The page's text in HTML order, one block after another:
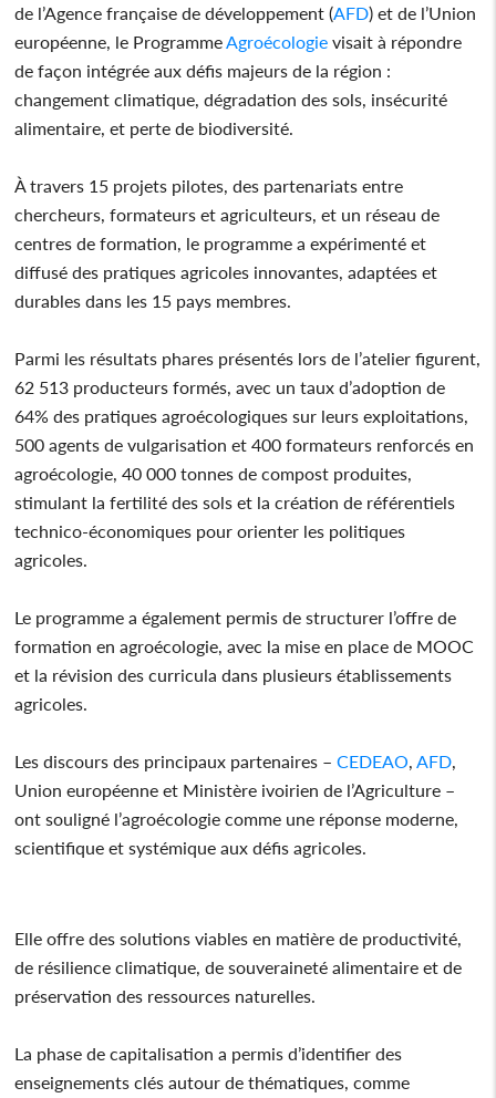
de l’Agence française de développement (AFD) et de l’Union
européenne, le Programme Agroécologie visait à répondre
de façon intégrée aux défis majeurs de la région :
changement climatique, dégradation des sols, insécurité
alimentaire, et perte de biodiversité.
À travers 15 projets pilotes, des partenariats entre
chercheurs, formateurs et agriculteurs, et un réseau de
centres de formation, le programme a expérimenté et
diffusé des pratiques agricoles innovantes, adaptées et
durables dans les 15 pays membres.
Parmi les résultats phares présentés lors de l’atelier figurent,
62 513 producteurs formés, avec un taux d’adoption de
64% des pratiques agroécologiques sur leurs exploitations,
500 agents de vulgarisation et 400 formateurs renforcés en
agroécologie, 40 000 tonnes de compost produites,
stimulant la fertilité des sols et la création de référentiels
technico-économiques pour orienter les politiques
agricoles.
Le programme a également permis de structurer l’offre de
formation en agroécologie, avec la mise en place de MOOC
et la révision des curricula dans plusieurs établissements
agricoles.
Les discours des principaux partenaires –CEDEAO AFD
Union européenne et Ministère ivoirien de l’Agriculture –
ont souligné l’agroécologie comme une réponse moderne,
scientifique et systémique aux défis agricoles.
Elle offre des solutions viables en matière de productivité,
de résilience climatique, de souveraineté alimentaire et de
préservation des ressources naturelles.
La phase de capitalisation a permis d’identifier des
enseignements clés autour de thématiques, comme